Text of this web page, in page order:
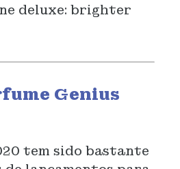
deluxe: brighter
Genius
tem sido bastante